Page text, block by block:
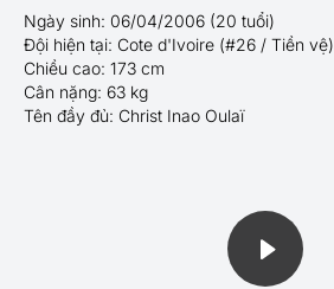
Ngày sinh: 06/04/2006 (20 tuổi)
Đội hiện tại: Cote d'Ivoire (#26 / Tiền vệ)
Chiều cao: 173 cm
Cân nặng: 63 kg
Tên đầy đủ: Christ Inao Oulaï